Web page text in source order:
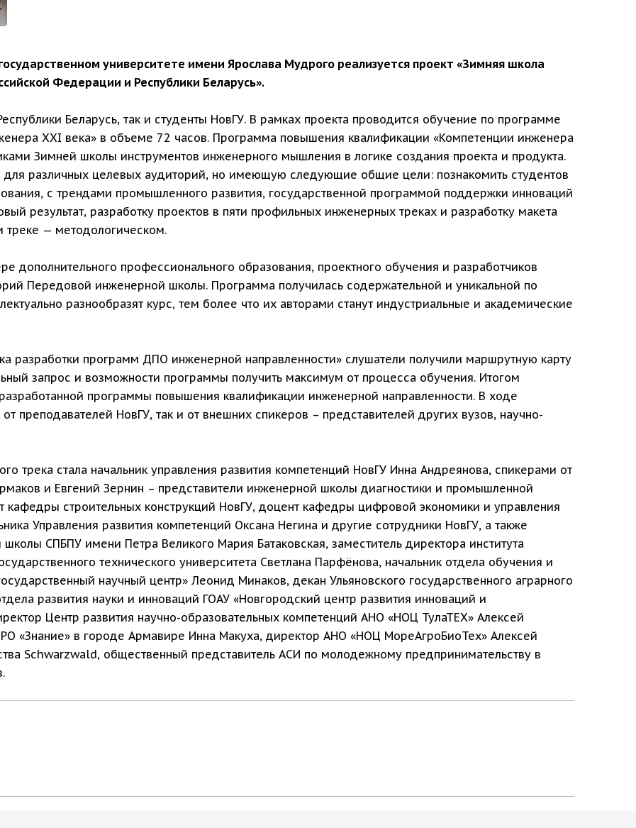
университете имени Ярослава Мудрого реализуется проект «Зимняя школа
Федерации и Республики Беларусь».
Беларусь, так и студенты НовГУ. В рамках проекта проводится обучение по программе
XXI века» в объеме 72 часов. Программа повышения квалификации «Компетенции инженера
Зимней школы инструментов инженерного мышления в логике создания проекта и продукта.
для различных целевых аудиторий, но имеющую следующие общие цели: познакомить студентов
с трендами промышленного развития, государственной программой поддержки инноваций
результат, разработку проектов в пяти профильных инженерных треках и разработку макета
— методологическом.
дополнительного профессионального образования, проектного обучения и разработчиков
Передовой инженерной школы. Программа получилась содержательной и уникальной по
разнообразят курс, тем более что их авторами станут индустриальные и академические
разработки программ ДПО инженерной направленности» слушатели получили маршрутную карту
запрос и возможности программы получить максимум от процесса обучения. Итогом
программы повышения квалификации инженерной направленности. В ходе
преподавателей НовГУ, так и от внешних спикеров – представителей других вузов, научно-
трека стала начальник управления развития компетенций НовГУ Инна Андреянова, спикерами от
и Евгений Зернин – представители инженерной школы диагностики и промышленной
кафедры строительных конструкций НовГУ, доцент кафедры цифровой экономики и управления
Управления развития компетенций Оксана Негина и другие сотрудники НовГУ, а также
СПБПУ имени Петра Великого Мария Батаковская, заместитель директора института
технического университета Светлана Парфёнова, начальник отдела обучения и
научный центр» Леонид Минаков, декан Ульяновского государственного аграрного
развития науки и инноваций ГОАУ «Новгородский центр развития инноваций и
Центр развития научно-образовательных компетенций АНО «НОЦ ТулаТЕХ» Алексей
«Знание» в городе Армавире Инна Макуха, директор АНО «НОЦ МореАгроБиоТех» Алексей
Schwarzwald, общественный представитель АСИ по молодежному предпринимательству в